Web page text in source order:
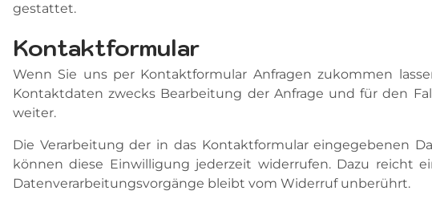
gestattet.
Kontaktformular
Wenn Sie uns per Kontaktformular Anfragen zukommen
Kontaktdaten zwecks Bearbeitung der Anfrage und für den
weiter.
Die Verarbeitung der in das Kontaktformular eingegebenen
können diese Einwilligung jederzeit widerrufen. Dazu reicht
Datenverarbeitungsvorgänge bleibt vom Widerruf unberührt.